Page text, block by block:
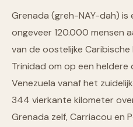
Grenada (greh-NAY-dah) is
ongeveer 120.000 mensen
van de oostelijke Caribische
Trinidad om op een heldere
Venezuela vanaf het
344 vierkante kilometer
Grenada zelf, Carriacou en